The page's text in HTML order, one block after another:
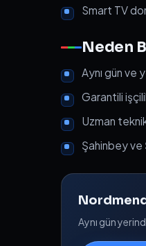
Smart TV
Neden
Aynı gün ve
Garantili
Uzman
Şahinbey ve
Aynı gün